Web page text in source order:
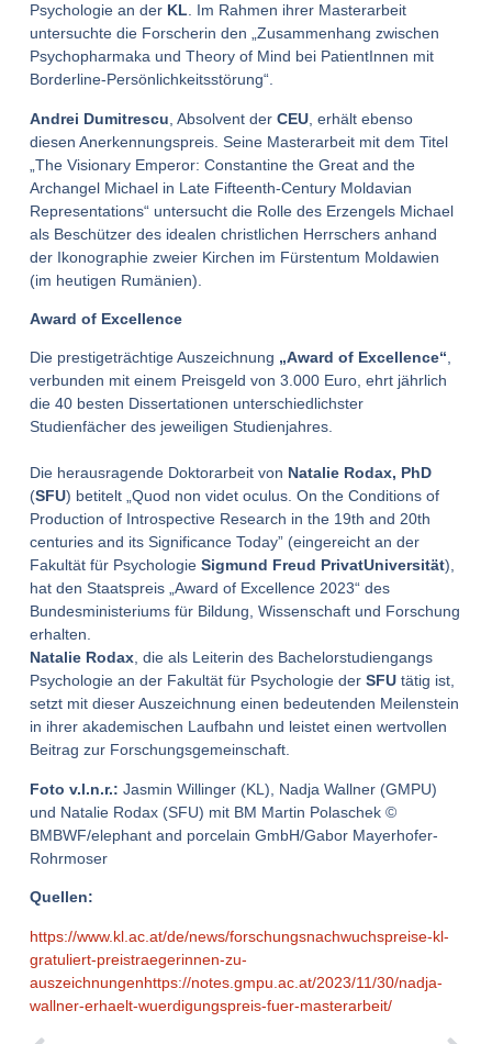
Psychologie an derKL. Im Rahmen ihrer Masterarbeit
untersuchte die Forscherin den „Zusammenhang zwischen
Psychopharmaka und Theory of Mind bei PatientInnen mit
Borderline-Persönlichkeitsstörung“.
Andrei Dumitrescu , Absolvent der CEU, erhält ebenso
diesen Anerkennungspreis. Seine Masterarbeit mit dem Titel
„The Visionary Emperor: Constantine the Great and the
Archangel Michael in Late Fifteenth-Century Moldavian
Representations“ untersucht die Rolle des Erzengels Michael
als Beschützer des idealen christlichen Herrschers anhand
der Ikonographie zweier Kirchen im Fürstentum Moldawien
(im heutigen Rumänien).
Award of Excellence
Die prestigeträchtige Auszeichnung „Award of Excellence“,
verbunden mit einem Preisgeld von 3.000 Euro, ehrt jährlich
die 40 besten Dissertationen unterschiedlichster
Studienfächer des jeweiligen Studienjahres.
Die herausragende Doktorarbeit von Natalie Rodax, PhD
(SFU) betitelt „Quod non videt oculus. On the Conditions of
Production of Introspective Research in the 19th and 20th
centuries and its Significance Today” (eingereicht an der
Fakultät für Psychologie Sigmund Freud PrivatUniversität),
hat den Staatspreis „Award of Excellence 2023“ des
Bundesministeriums für Bildung, Wissenschaft und Forschung
erhalten.
Natalie Rodax, die als Leiterin des Bachelorstudiengangs
Psychologie an der Fakultät für Psychologie derSFUtätig ist,
setzt mit dieser Auszeichnung einen bedeutenden Meilenstein
in ihrer akademischen Laufbahn und leistet einen wertvollen
Beitrag zur Forschungsgemeinschaft.
Foto v.l.n.r.: Jasmin Willinger (KL), Nadja Wallner (GMPU)
und Natalie Rodax (SFU) mit BM Martin Polaschek ©
BMBWF/elephant and porcelain GmbH/Gabor Mayerhofer-
Rohrmoser
Quellen:
https://www.kl.ac.at/de/news/forschungsnachwuchspreise-kl-
gratuliert-preistraegerinnen-zu-
auszeichnungenhttps://notes.gmpu.ac.at/2023/11/30/nadja-
wallner-erhaelt-wuerdigungspreis-fuer-masterarbeit/